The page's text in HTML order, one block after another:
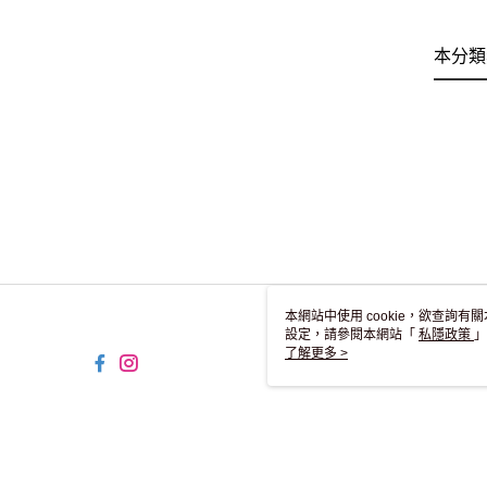
本分
本網站中使用 cookie，欲查詢有
設定，請參閱本網站「 私隱政策
用 cookie。
了解更多 >